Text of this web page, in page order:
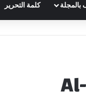
بالمجلة كلمة التحرير